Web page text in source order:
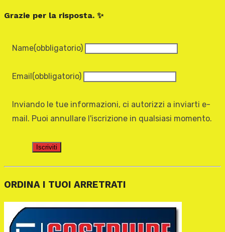
Grazie per la risposta. ✨
Name(obbligatorio)
Email(obbligatorio)
Inviando le tue informazioni, ci autorizzi a inviarti e-
mail. Puoi annullare l'iscrizione in qualsiasi momento.
Iscriviti
ORDINA I TUOI ARRETRATI